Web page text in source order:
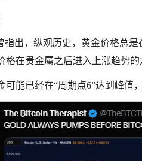
指出，纵观历史，黄金价格总
在贵金属之后进入上涨趋势的
能已经在“周期点6”达到峰值